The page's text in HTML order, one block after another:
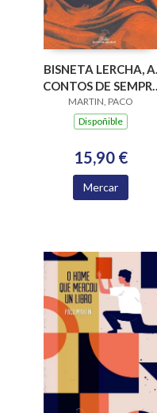
BISNETA LERCHA, A.
CONTOS DE SEMPRE
PARA LER HOXE
MARTIN, PACO
Dispoñible
15,90 €
Mercar